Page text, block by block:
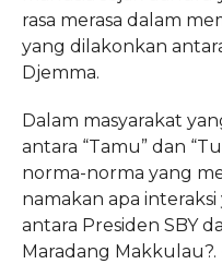
rasa merasa dalam
yang dilakonkan
Djemma.
Dalam masyarakat
antara “Tamu” dan
norma-norma yang
namakan apa
antara Presiden SBY
Maradang Makkulau?.